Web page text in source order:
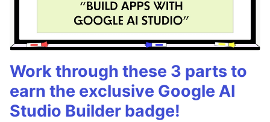
Work through these 3 parts to
earn the exclusive Google AI
Studio Builder badge!